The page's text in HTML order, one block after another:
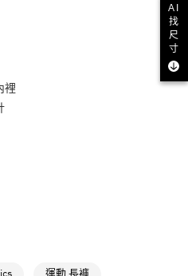
免運費
裡
AI
找
尺
寸